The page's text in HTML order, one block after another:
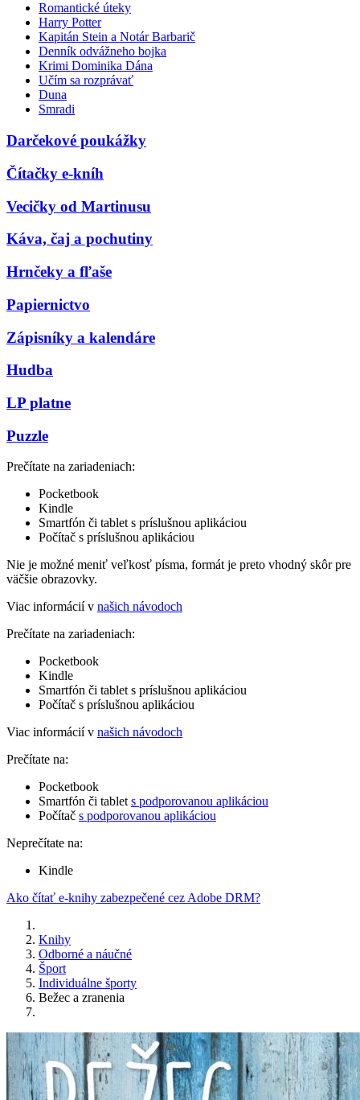
Romantické úteky
Harry Potter
Kapitán Stein a Notár Barbarič
Denník odvážneho bojka
Krimi Dominika Dána
Učím sa rozprávať
Duna
Smradi
Darčekové poukážky
Čítačky e-kníh
Vecičky od Martinusu
Káva, čaj a pochutiny
Hrnčeky a fľaše
Papiernictvo
Zápisníky a kalendáre
Hudba
LP platne
Puzzle
Prečítate na zariadeniach:
Pocketbook
Kindle
Smartfón či tablet s príslušnou aplikáciou
Počítač s príslušnou aplikáciou
Nie je možné meniť veľkosť písma, formát je preto vhodný skôr pre
väčšie obrazovky.
Viac informácií v našich návodoch
Prečítate na zariadeniach:
Pocketbook
Kindle
Smartfón či tablet s príslušnou aplikáciou
Počítač s príslušnou aplikáciou
Viac informácií v našich návodoch
Prečítate na:
Pocketbook
Smartfón či tablet s podporovanou aplikáciou
Počítač s podporovanou aplikáciou
Neprečítate na:
Kindle
Ako čítať e-knihy zabezpečené cez Adobe DRM?
Knihy
Odborné a náučné
Šport
Individuálne športy
Bežec a zranenia